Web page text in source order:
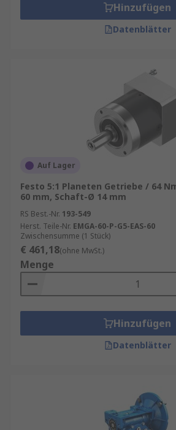
Hinzufügen
Datenblätter
Auf Lager
Festo 5:1 Planeten Getriebe / 64
60 mm, Schaft-Ø 14 mm
RS Best.-Nr. 193-549
Herst. Teile-Nr. EMGA-60-P-G5-EAS-60
Zwischensumme (1 Stück)
€ 461,18(ohne MwSt.)
Menge
Hinzufügen
Datenblätter